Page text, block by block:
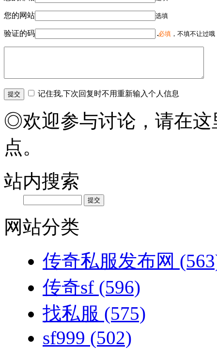
您的网站 选填
验证的码 必填 ，不填不让过
记住我,下次回复时不用重新输入个人信息
◎欢迎参与讨论，请在这
点。
站内搜索
网站分类
传奇私服发布网
传奇sf (596)
找私服 (575)
sf999 (502)